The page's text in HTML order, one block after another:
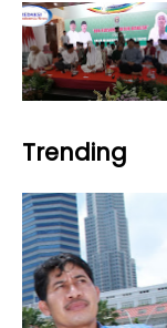
Trending